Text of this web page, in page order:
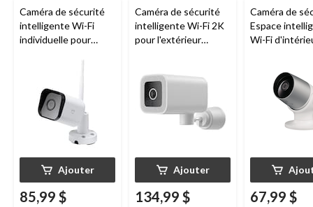
Caméra de sécurité
intelligente Wi-Fi
individuelle pour
Ajouter
85,99 $
Caméra de sécurité
intelligente Wi-Fi 2K
pour l'extérieur
Ajouter
134,99 $
Caméra de
Espace
Wi-Fi
mouvement
67,99 $